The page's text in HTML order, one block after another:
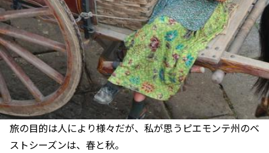
旅の目的は人により様々だが、私が思うピエモンテ州のベ
ストシーズンは、春と秋。